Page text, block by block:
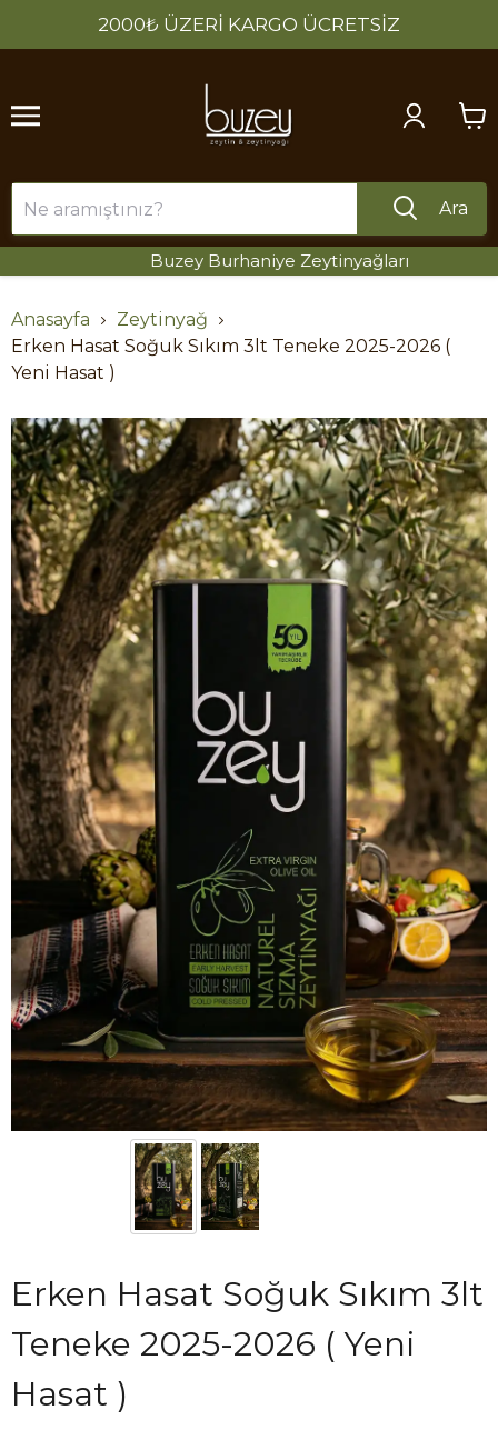
2000₺ ÜZERİ KARGO ÜCRETSİZ
Ara
Buzey Burhaniye Zeytinyağları
Anasayfa
Zeytinyağ
Erken Hasat Soğuk Sıkım 3lt Teneke 2025-2026 (
Yeni Hasat )
Erken Hasat Soğuk Sıkım 3lt
Teneke 2025-2026 ( Yeni
Hasat )